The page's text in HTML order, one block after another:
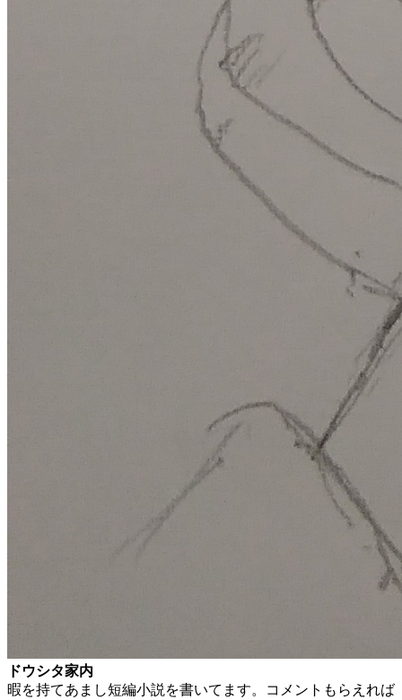
ドウシタ家内
暇を持てあまし短編小説を書いてます。コメントもらえれば